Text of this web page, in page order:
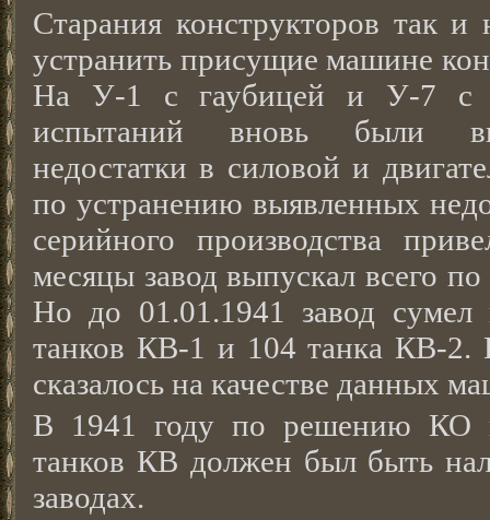
Старания конструкторов так
устранить присущие машине
На У-1 с гаубицей и У-7 с
испытаний вновь были
недостатки в силовой и
по устранению выявленных
серийного производства
месяцы завод выпускал всего
Но до 01.01.1941 завод сумел
танков КВ-1 и 104 танка КВ-2.
сказалось на качестве данных
В 1941 году по решению
танков КВ должен был быть
заводах.